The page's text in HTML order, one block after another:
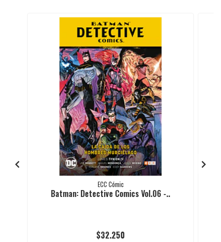
ECC Cómic
Batman: Detective Comics Vol.06 -..
$32.250